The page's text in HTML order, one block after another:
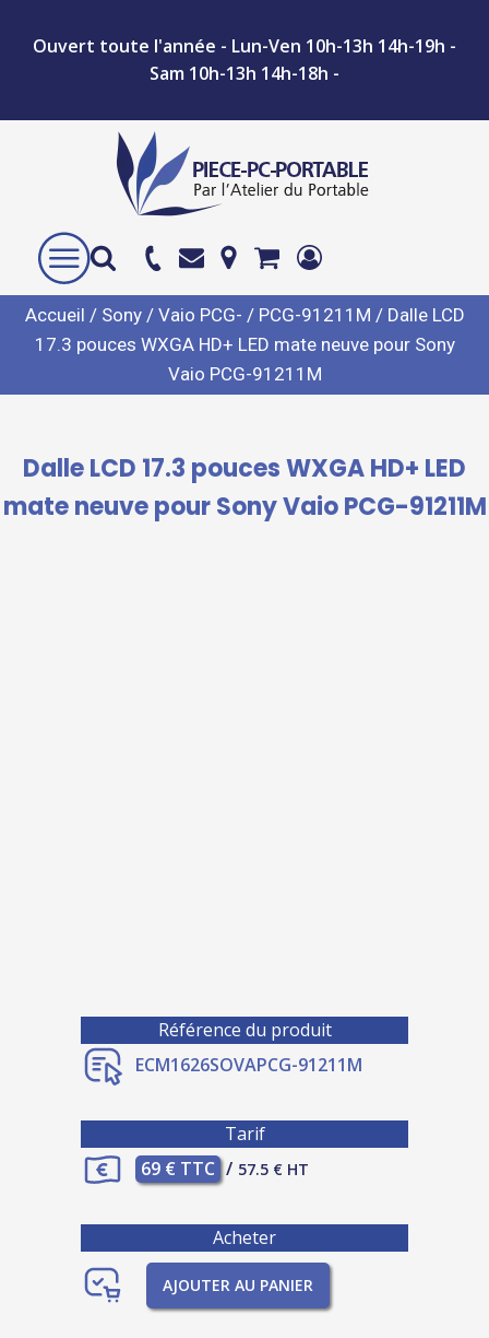
Ouvert toute l'année - Lun-Ven 10h-13h 14h-19h -
Sam 10h-13h 14h-18h -
Accueil / Sony/ Vaio PCG- / PCG-91211M / Dalle LCD
17.3 pouces WXGA HD+ LED mate neuve pour Sony
Vaio PCG-91211M
Dalle LCD 17.3 pouces WXGA HD+ LED
mate neuve pour Sony Vaio PCG-91211M
Référence du produit
ECM1626SOVAPCG-91211M
Tarif
69 € TTC / 57.5 € HT
Acheter
AJOUTER AU PANIER